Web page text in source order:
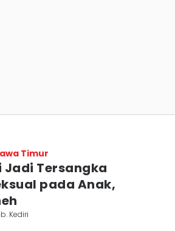
Timur
Jadi Tersangka
pada Anak,
Kediri